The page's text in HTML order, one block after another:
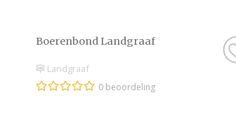
Boerenbond Landgraaf
Landgraaf
0 beoordeling